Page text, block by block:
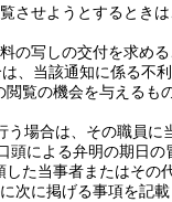
させようとするとき
の写しの交付を求める
、当該通知に係る不
覧の機会を与えるも
場合は、その職員に
頭による弁明の期日
た当事者またはその
次に掲げる事項を記